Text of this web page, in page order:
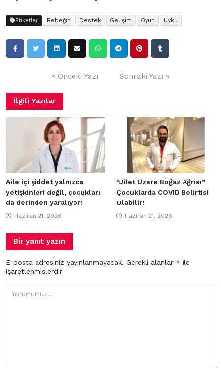
Etiketler Bebeğin Destek Gelişim Oyun Uyku
« Önceki Yazı Sonraki Yazı »
İlgili Yazılar
Aile içi şiddet yalnızca
yetişkinleri değil, çocukları
da derinden yaralıyor!
Haziran 21, 2026
“Jilet Üzere Boğaz Ağrısı”
Çocuklarda COVID Belirtisi
Olabilir!
Haziran 21, 2026
Bir yanıt yazın
E-posta adresiniz yayınlanmayacak. Gerekli alanlar * ile
işaretlenmişlerdir